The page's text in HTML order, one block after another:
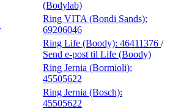
(Bodylab)
Ring VITA (Bondi Sands):
69206046
Ring Life (Boody): 46411376 /
Send e-post til Life (Boody)
Ring Jernia (Bormioli):
45505622
Ring Jernia (Bosch):
45505622